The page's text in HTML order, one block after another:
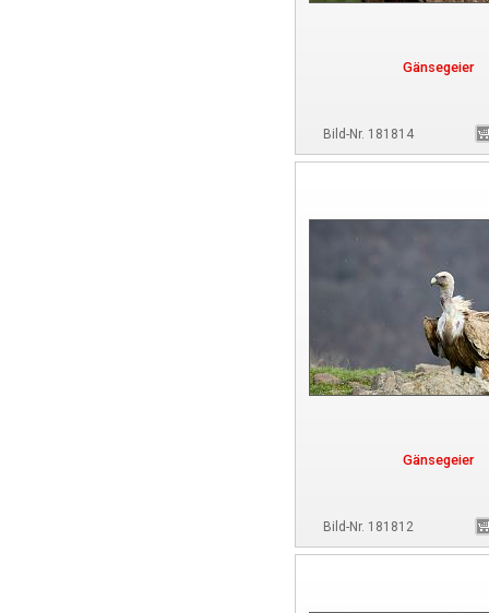
Gänsegeier
Bild-Nr. 181814
Gänsegeier
Bild-Nr. 181812